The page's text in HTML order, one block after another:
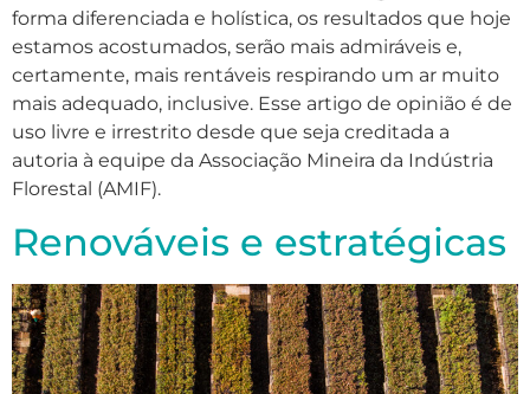
forma diferenciada e holística, os resultados que hoje
estamos acostumados, serão mais admiráveis e,
certamente, mais rentáveis respirando um ar muito
mais adequado, inclusive. Esse artigo de opinião é de
uso livre e irrestrito desde que seja creditada a
autoria à equipe da Associação Mineira da Indústria
Florestal (AMIF).
Renováveis e estratégicas